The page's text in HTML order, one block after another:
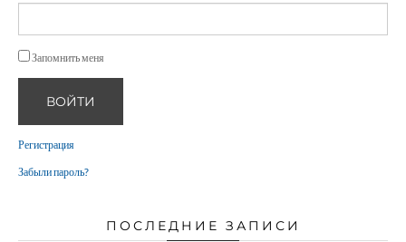
Запомнить меня
ВОЙТИ
Регистрация
Забыли пароль?
ПОСЛЕДНИЕ ЗАПИСИ